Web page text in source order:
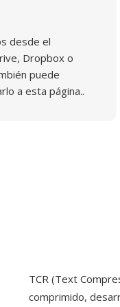
desde el
Dropbox o
puede
a esta página..
TCR (Text
comprimido,